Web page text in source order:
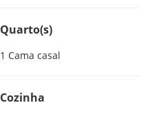
Quarto(s)
1 Cama casal
Cozinha